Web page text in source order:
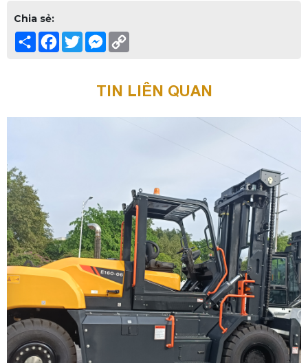
Chia sẻ:
ShareFacebook
TwitterMessenger
TIN LIÊN QUAN